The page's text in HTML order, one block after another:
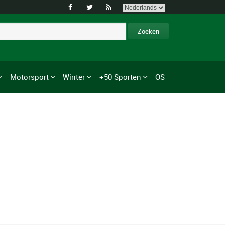
  
Motorsport Winter +50 Sporten OS